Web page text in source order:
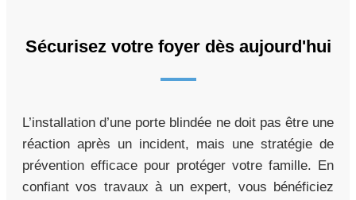
Sécurisez votre foyer dès aujourd'hui
L’installation d’une porte blindée ne doit pas être une
réaction après un incident, mais une stratégie de
prévention efficace pour protéger votre famille. En
confiant vos travaux à un expert, vous bénéficiez